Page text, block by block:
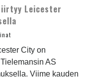
Leicester
City on
AS
Viime kauden